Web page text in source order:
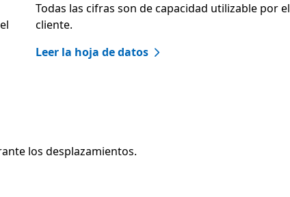
Todas las cifras son de capacidad utilizable por el
cliente.
Leer la hoja de datos
los desplazamientos.